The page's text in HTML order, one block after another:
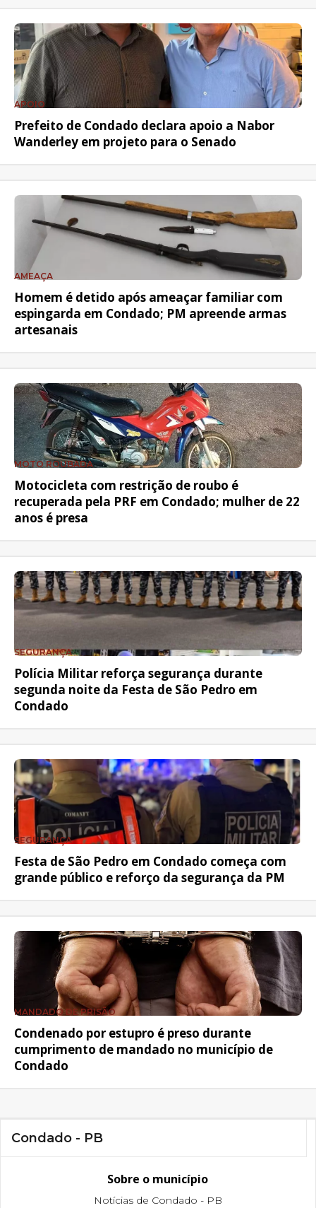
APOIO
Prefeito de Condado declara apoio a Nabor
Wanderley em projeto para o Senado
AMEAÇA
Homem é detido após ameaçar familiar com
espingarda em Condado; PM apreende armas
artesanais
MOTO ROUBADA
Motocicleta com restrição de roubo é
recuperada pela PRF em Condado; mulher de 22
anos é presa
SEGURANÇA
Polícia Militar reforça segurança durante
segunda noite da Festa de São Pedro em
Condado
SEGURANÇA
Festa de São Pedro em Condado começa com
grande público e reforço da segurança da PM
MANDADO DE PRISÃO
Condenado por estupro é preso durante
cumprimento de mandado no município de
Condado
Condado - PB
Sobre o município
Notícias de Condado - PB